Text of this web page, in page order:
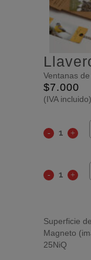
Ventanas
$7.000
(IVA incluido)
Superficie
Magneto
25NiQ